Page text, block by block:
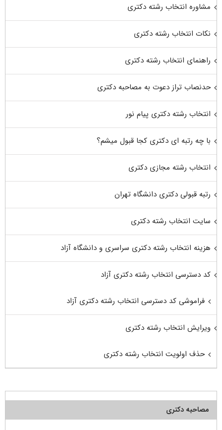
مشاوره انتخاب رشته دکتری
نکات انتخاب رشته دکتری
راهنمای انتخاب رشته دکتری
حدنصاب تراز دعوت به مصاحبه دکتری
انتخاب رشته دکتری پیام نور
با چه رتبه ای دکتری کجا قبول میشم؟
انتخاب رشته مجازی دکتری
رتبه قبولی دکتری دانشگاه تهران
سایت انتخاب رشته دکتری
هزینه انتخاب رشته دکتری سراسری و دانشگاه آزاد
کد دسترسی انتخاب رشته دکتری آزاد
فراموشی کد دسترسی انتخاب رشته دکتری آزاد
ویرایش انتخاب رشته دکتری
حذف اولویت انتخاب رشته دکتری
مصاحبه دکتری